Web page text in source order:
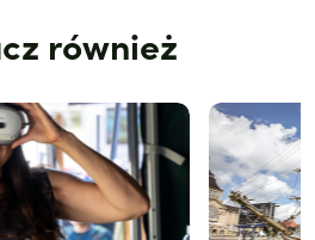
również
Zdjęcie